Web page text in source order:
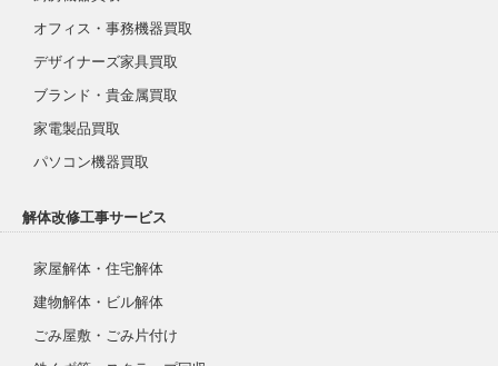
オフィス・事務機器買取
デザイナーズ家具買取
ブランド・貴金属買取
家電製品買取
パソコン機器買取
解体改修工事サービス
家屋解体・住宅解体
建物解体・ビル解体
ごみ屋敷・ごみ片付け